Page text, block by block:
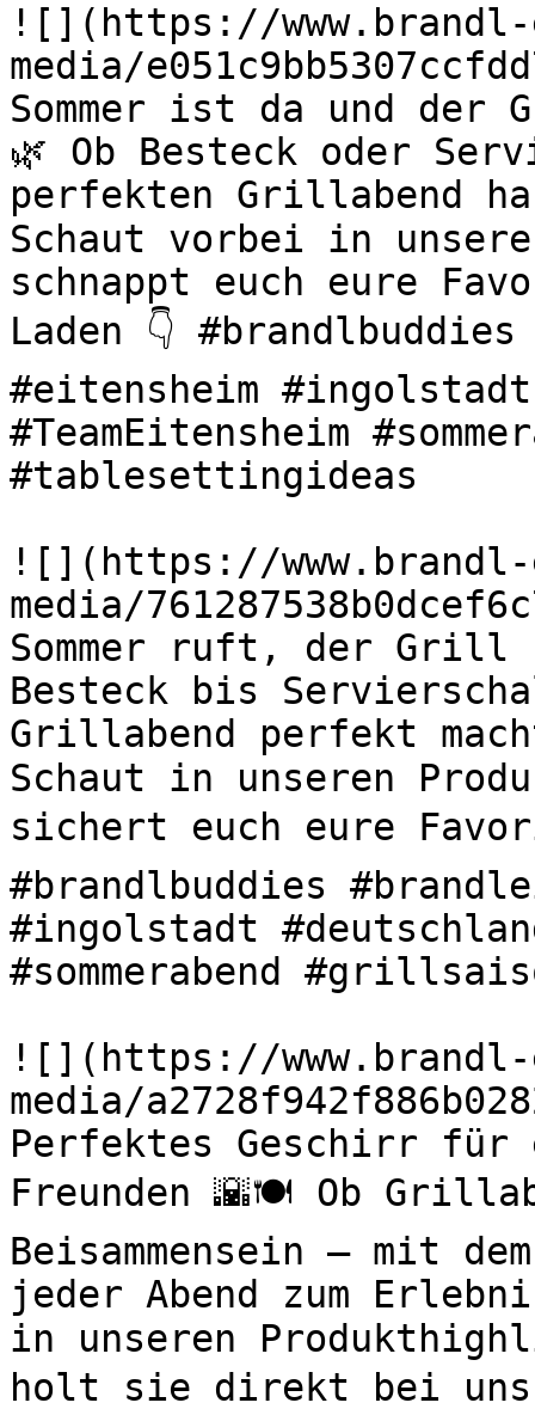
![](https://
media/
Sommer ist da und
🌿 Ob Besteck oder
perfekten Grillabend
Schaut vorbei in
schnappt euch eure
Laden 👇
#eitensheim
#TeamEitensheim
#tablesettingideas
![](https://
media/
Sommer ruft, der Grill
Besteck bis
Grillabend perfekt
Schaut in unseren
sichert euch eure
#brandlbuddies
#ingolstadt
#sommerabend
![](https://
media/
Perfektes Geschirr für
Freunden 🌇🍽️ Ob
Beisammensein – mit
jeder Abend zum
in unseren
holt sie direkt bei uns